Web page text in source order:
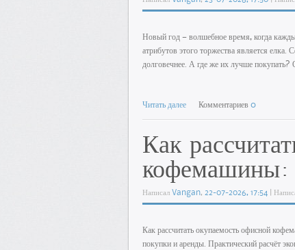
Новый год — волшебное время, когда
атрибутов этого торжества является
долговечнее. А где же их лучше покупать?
Читать далее Комментариев0
Как
кофемашины:
НаписалVangan, 22-07-2026, 17:54 |
Как рассчитать окупаемость офисной
покупки и аренды. Практический расчёт